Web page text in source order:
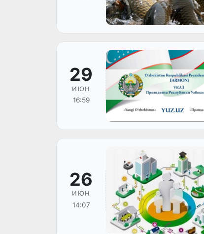
29
ИЮН
16:59
26
ИЮН
14:07